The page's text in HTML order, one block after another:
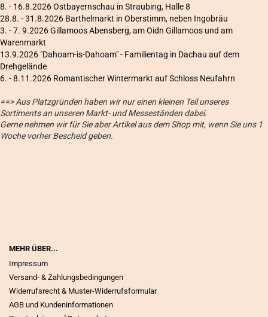
8. - 16.8.2026 Ostbayernschau in Straubing, Halle 8
28.8. - 31.8.2026 Barthelmarkt in Oberstimm, neben Ingobräu
3. - 7. 9.2026 Gillamoos Abensberg, am Oidn Gillamoos und am
Warenmarkt
13.9.2026 "Dahoam-is-Dahoam" - Familientag in Dachau auf dem
Drehgelände
6. - 8.11.2026 Romantischer Wintermarkt auf Schloss Neufahrn
==> Aus Platzgründen haben wir nur einen kleinen Teil unseres
Sortiments an unseren Markt- und Messeständen dabei.
Gerne nehmen wir für Sie aber Artikel aus dem Shop mit, wenn Sie uns 1
Woche vorher Bescheid geben.
MEHR ÜBER...
Impressum
Versand- & Zahlungsbedingungen
Widerrufsrecht & Muster-Widerrufsformular
AGB und Kundeninformationen